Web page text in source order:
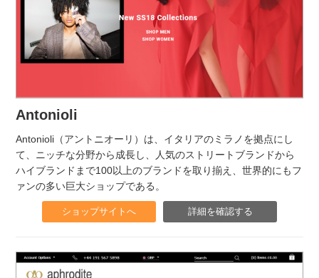
Antonioli
Antonioli（アントニオーリ）は、イタリアのミラノを拠点にし
て、ニッチな分野から成長し、人気のストリートブランドから
ハイブランドまで100以上のブランドを取り揃え、世界的にもフ
ァンの多い巨大ショップである。
ショップサイトへ 詳細を確認する